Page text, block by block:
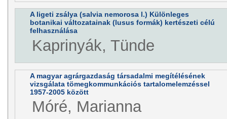
A ligeti zsálya (salvia nemorosa l.) Különleges
botanikai változatainak (lusus formák) kertészeti célú
felhasználása
Kaprinyák, Tünde
A magyar agrárgazdaság társadalmi megítélésének
vizsgálata tömegkommunkációs tartalomelemzéssel
1957-2005 között
Móré, Marianna